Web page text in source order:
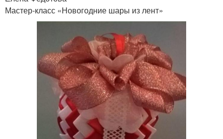
Мастер-класс «Новогодние шары из лент»